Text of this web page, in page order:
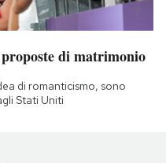
di matrimonio
di romanticismo, sono
Stati Uniti